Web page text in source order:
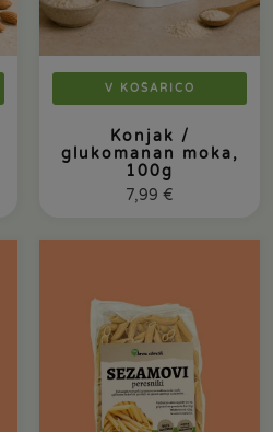
V KOŠARICO
Konjak /
glukomanan moka,
100g
7,99 €